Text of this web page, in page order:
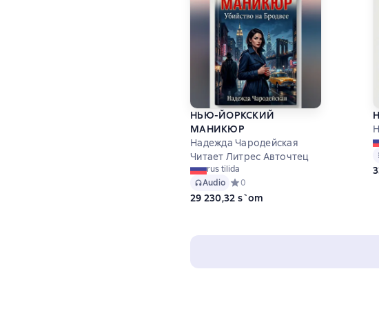
НЬЮ-ЙОРКСКИЙ
МАНИКЮР
Надежда Чародейская
Читает Литрес Авточтец
rus tilida
Audio Средний рейтинг 0 на основе 0
0
29 230,32 s`om